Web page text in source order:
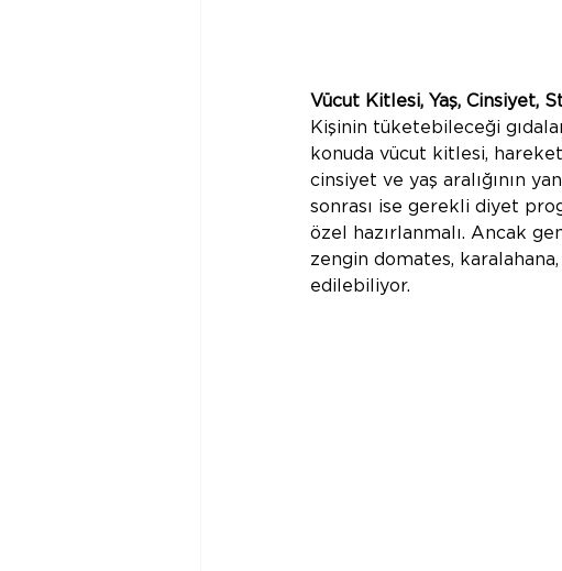
Vücut Kitlesi, Yaş, Cinsiyet,
Kişinin tüketebileceği
konuda vücut kitlesi,
cinsiyet ve yaş aralığının
sonrası ise gerekli diyet
özel hazırlanmalı. Ancak
zengin domates,
edilebiliyor.